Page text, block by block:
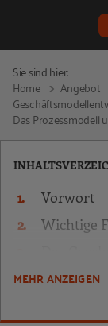
Sie sind hier:
Home
Angebot
Das Prozessmodell
Vorwort
Wichtige
MEHR ANZEIGEN